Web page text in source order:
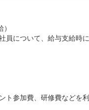
員について、給与支給時
ト参加費、研修費などを